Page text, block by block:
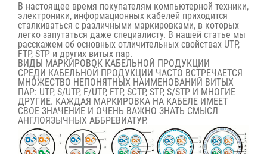
В настоящее время покупателям компьютерной техники,
электроники, информационных кабелей приходится
сталкиваться с различными маркировками, в которых
легко запутаться даже специалисту. В нашей статье мы
расскажем об основных отличительных свойствах UTP,
FTP, STP и других витых пар.
ВИДЫ МАРКИРОВОК КАБЕЛЬНОЙ ПРОДУКЦИИ
СРЕДИ КАБЕЛЬНОЙ ПРОДУКЦИИ ЧАСТО ВСТРЕЧАЕТСЯ
МНОЖЕСТВО НЕПОНЯТНЫХ НАИМЕНОВАНИЙ ВИТЫХ
ПАР: UTP, S/UTP, F/UTP, FTP, SCTP, STP, S/STP И МНОГИЕ
ДРУГИЕ. КАЖДАЯ МАРКИРОВКА НА КАБЕЛЕ ИМЕЕТ
СВОЕ ЗНАЧЕНИЕ И ОЧЕНЬ ВАЖНО ЗНАТЬ СМЫСЛ
АНГЛОЯЗЫЧНЫХ АББРЕВИАТУР.